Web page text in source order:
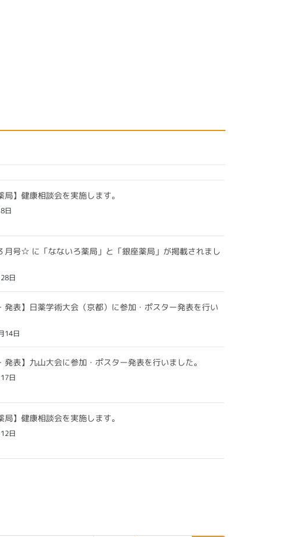
局】健康相談会を実施します。
日
号☆ に「なないろ薬局」と「銀座薬局」が掲載されまし
日
発表】日薬学術大会（京都）に参加・ポスター発表を行い
14日
発表】九山大会に参加・ポスター発表を行いました。
日
局】健康相談会を実施します。
日